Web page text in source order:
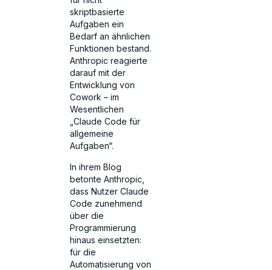
skriptbasierte
Aufgaben ein
Bedarf an ähnlichen
Funktionen bestand.
Anthropic reagierte
darauf mit der
Entwicklung von
Cowork – im
Wesentlichen
„Claude Code für
allgemeine
Aufgaben“.
In ihrem Blog
betonte Anthropic,
dass Nutzer Claude
Code zunehmend
über die
Programmierung
hinaus einsetzten:
für die
Automatisierung von